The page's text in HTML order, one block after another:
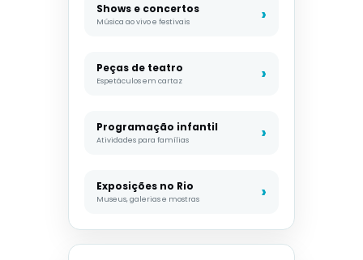
Shows e concertos
Música ao vivo e festivais
Peças de teatro
Espetáculos em cartaz
Programação infantil
Atividades para famílias
Exposições no Rio
Museus, galerias e mostras